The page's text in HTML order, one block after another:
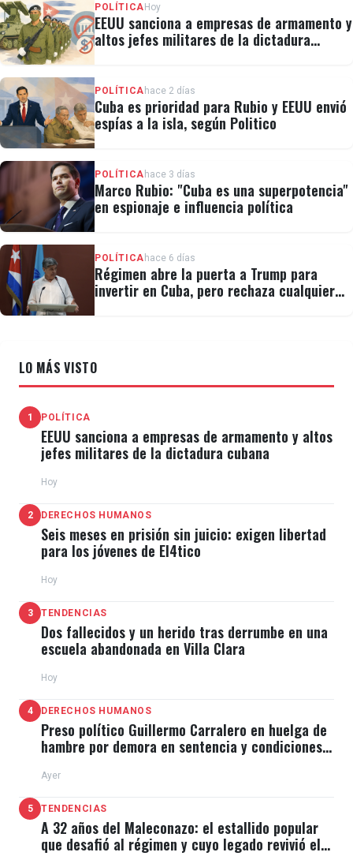
POLÍTICAHoy
EEUU sanciona a empresas de armamento y
altos jefes militares de la dictadura
POLÍTICA hace 2 días
Cuba es prioridad para Rubio y EEUU envió
espías a la isla, según Politico
POLÍTICA hace 3 días
Marco Rubio: "Cuba es una superpotencia"
en espionaje e influencia política
POLÍTICA hace 6 días
Régimen abre la puerta a Trump para
invertir en Cuba, pero rechaza cualquier
LO MÁS VISTO
1 POLÍTICA
EEUU sanciona a empresas de armamento y altos
jefes militares de la dictadura cubana
Hoy
2 DERECHOS HUMANOS
Seis meses en prisión sin juicio: exigen libertad
para los jóvenes de El4tico
Hoy
3 TENDENCIAS
Dos fallecidos y un herido tras derrumbe en una
escuela abandonada en Villa Clara
Hoy
4 DERECHOS HUMANOS
Preso político Guillermo Carralero en huelga de
hambre por demora en sentencia y condiciones
Ayer
5 TENDENCIAS
A 32 años del Maleconazo: el estallido popular
que desafió al régimen y cuyo legado revivió el